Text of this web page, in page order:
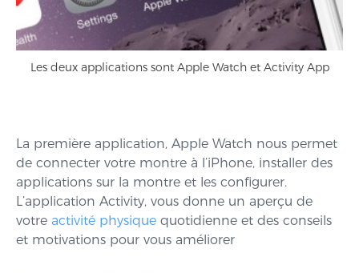
Les deux applications sont Apple Watch et Activity App
La première application, Apple Watch nous permet
de connecter votre montre à l’iPhone, installer des
applications sur la montre et les configurer.
L’application Activity, vous donne un aperçu de
votre activité physique quotidienne et des conseils
et motivations pour vous améliorer